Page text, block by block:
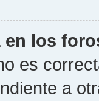
en los
es
a